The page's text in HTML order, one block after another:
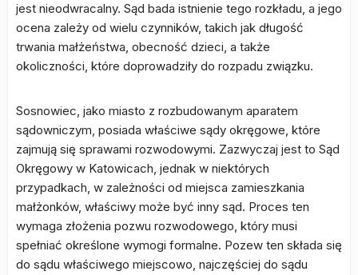
jest nieodwracalny. Sąd bada istnienie tego rozkładu, a jego
ocena zależy od wielu czynników, takich jak długość
trwania małżeństwa, obecność dzieci, a także
okoliczności, które doprowadziły do rozpadu związku.
Sosnowiec, jako miasto z rozbudowanym aparatem
sądowniczym, posiada właściwe sądy okręgowe, które
zajmują się sprawami rozwodowymi. Zazwyczaj jest to Sąd
Okręgowy w Katowicach, jednak w niektórych
przypadkach, w zależności od miejsca zamieszkania
małżonków, właściwy może być inny sąd. Proces ten
wymaga złożenia pozwu rozwodowego, który musi
spełniać określone wymogi formalne. Pozew ten składa się
do sądu właściwego miejscowo, najczęściej do sądu